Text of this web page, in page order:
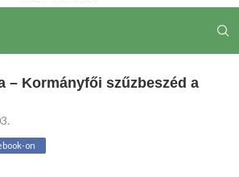
– Kormányfői szűzbeszéd a
on